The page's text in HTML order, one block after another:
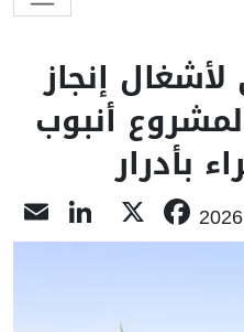
إنجاز
أنبوب
بأدرار
Facebook
X